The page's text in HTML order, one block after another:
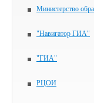
Министерство
"Навигатор ГИА"
"ГИА"
РЦОИ